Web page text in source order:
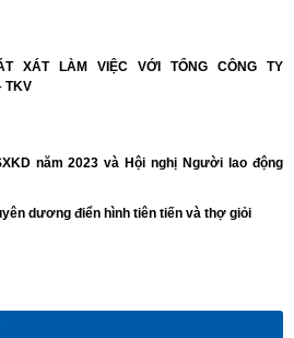
XÁT LÀM VIỆC VỚI TỔNG CÔNG TY
TKV
năm 2023 và Hội nghị Người lao động
dương điển hình tiên tiến và thợ giỏi